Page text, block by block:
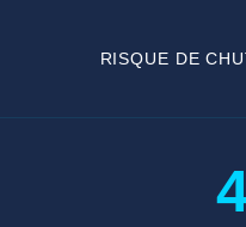
RISQUE DE